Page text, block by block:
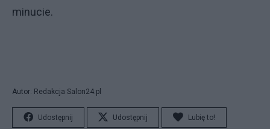
minucie.
Autor: Redakcja Salon24.pl
Udostępnij Udostępnij Lubię to!